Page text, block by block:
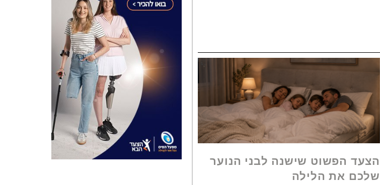
הצעד הפשוט שישנה לבני הנוער
שלכם את הלילה